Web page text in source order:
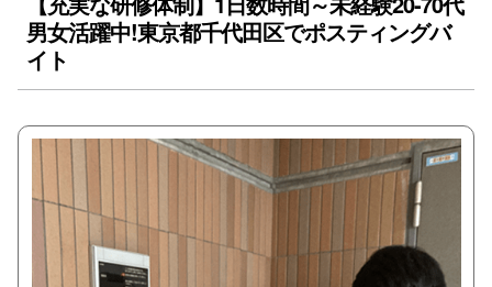
男女活躍中!東京都千代田区でポスティングバ
イト